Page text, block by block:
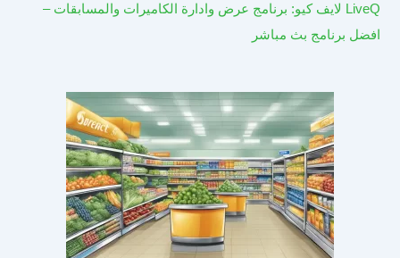
LiveQ لايف كيو: برنامج عرض وادارة الكاميرات والمسابقات –
افضل برنامج بث مباشر